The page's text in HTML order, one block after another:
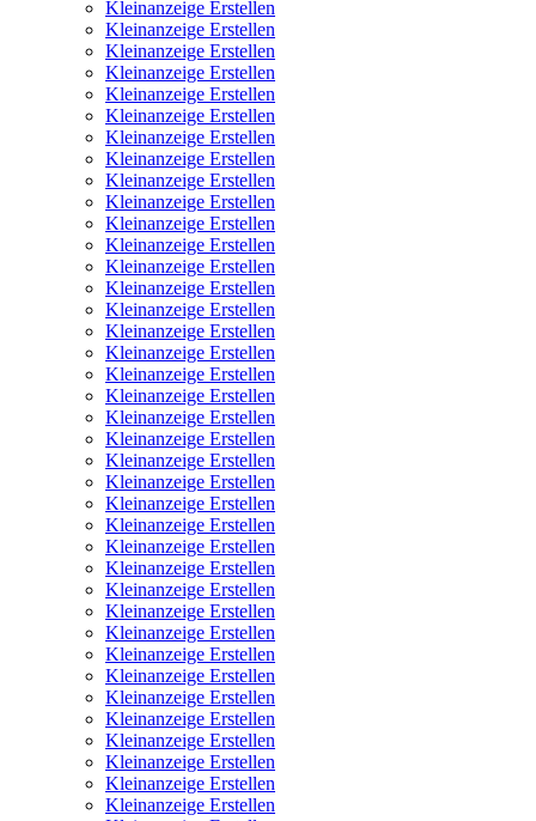
Kleinanzeige Erstellen
Kleinanzeige Erstellen
Kleinanzeige Erstellen
Kleinanzeige Erstellen
Kleinanzeige Erstellen
Kleinanzeige Erstellen
Kleinanzeige Erstellen
Kleinanzeige Erstellen
Kleinanzeige Erstellen
Kleinanzeige Erstellen
Kleinanzeige Erstellen
Kleinanzeige Erstellen
Kleinanzeige Erstellen
Kleinanzeige Erstellen
Kleinanzeige Erstellen
Kleinanzeige Erstellen
Kleinanzeige Erstellen
Kleinanzeige Erstellen
Kleinanzeige Erstellen
Kleinanzeige Erstellen
Kleinanzeige Erstellen
Kleinanzeige Erstellen
Kleinanzeige Erstellen
Kleinanzeige Erstellen
Kleinanzeige Erstellen
Kleinanzeige Erstellen
Kleinanzeige Erstellen
Kleinanzeige Erstellen
Kleinanzeige Erstellen
Kleinanzeige Erstellen
Kleinanzeige Erstellen
Kleinanzeige Erstellen
Kleinanzeige Erstellen
Kleinanzeige Erstellen
Kleinanzeige Erstellen
Kleinanzeige Erstellen
Kleinanzeige Erstellen
Kleinanzeige Erstellen